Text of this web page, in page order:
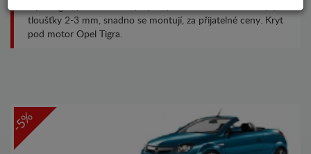
tloušťky 2-3 mm, snadno se montují, za přijatelné ceny. Kryt
pod motor Opel Tigra.
-5%